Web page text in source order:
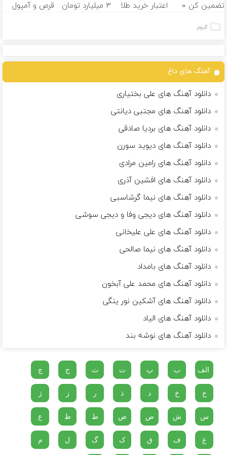
تضمین کن «
ثبت کن »
اعتبار خرید طلا
۳ میلیارد تومان
قرص و آمپول
آلبوم
آهنگ های داغ
دانلود آهنگ های علی بختیاری
دانلود آهنگ های مجتبی دیانتی
دانلود آهنگ های بردیا صادقی
دانلود آهنگ های دیوید سورن
دانلود آهنگ های رامین مرادی
دانلود آهنگ های افشین آذری
دانلود آهنگ های نیما گرشاسبی
دانلود آهنگ های دیجی وفا و دیجی سوشی
دانلود آهنگ های علی علیخانی
دانلود آهنگ های نیما صالحی
دانلود آهنگ های بامداد
دانلود آهنگ های محمد علی آبخون
دانلود آهنگ های آشکین نور ینگی
دانلود آهنگ های الیاد
دانلود آهنگ های نوشه بند
الف ب پ ت ث ج چ
ح خ د ذ ر ز ژ
س ش ص ض ط ظ ع
غ ف ق ک گ ل م